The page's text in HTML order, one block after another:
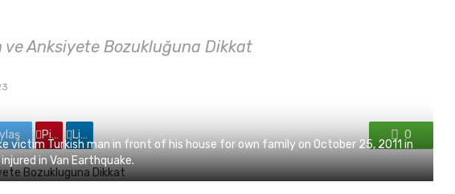
ve Anksiyete Bozukluğuna Dikkat
Pinterest'de paylaş Linkedin'de paylaş 0
victim Turkish man in front of his house for own family on October 25, 2011 in
in Van Earthquake.